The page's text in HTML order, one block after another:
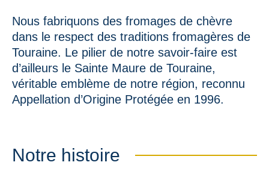
Nous fabriquons des fromages de chèvre
dans le respect des traditions fromagères de
Touraine. Le pilier de notre savoir-faire est
d’ailleurs le Sainte Maure de Touraine,
véritable emblème de notre région, reconnu
Appellation d’Origine Protégée en 1996.
Notre histoire